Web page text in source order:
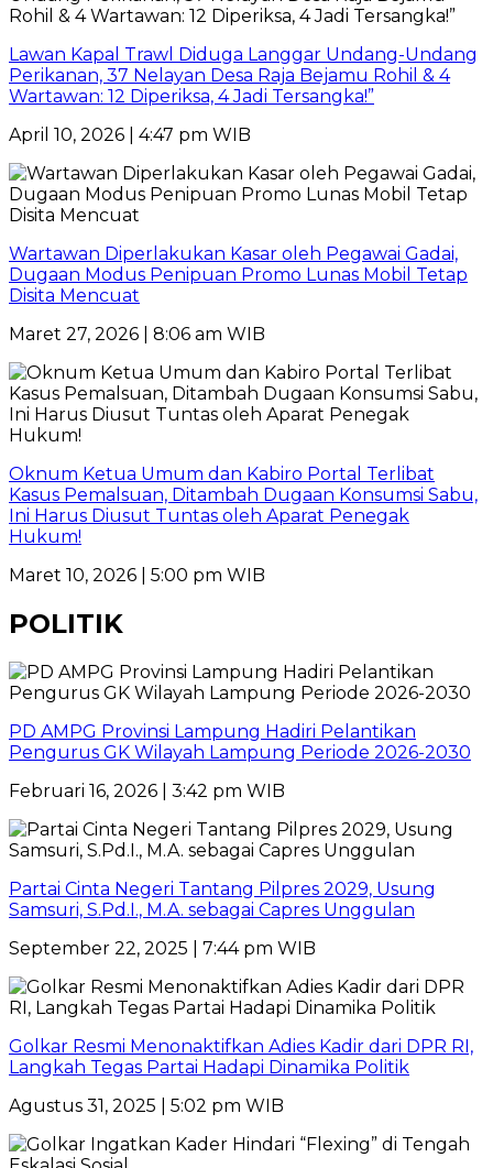
Lawan Kapal Trawl Diduga Langgar Undang-Undang
Perikanan, 37 Nelayan Desa Raja Bejamu Rohil & 4
Wartawan: 12 Diperiksa, 4 Jadi Tersangka!”
April 10, 2026 | 4:47 pm WIB
Wartawan Diperlakukan Kasar oleh Pegawai Gadai,
Dugaan Modus Penipuan Promo Lunas Mobil Tetap
Disita Mencuat
Maret 27, 2026 | 8:06 am WIB
Oknum Ketua Umum dan Kabiro Portal Terlibat
Kasus Pemalsuan, Ditambah Dugaan Konsumsi Sabu,
Ini Harus Diusut Tuntas oleh Aparat Penegak
Hukum!
Maret 10, 2026 | 5:00 pm WIB
POLITIK
PD AMPG Provinsi Lampung Hadiri Pelantikan
Pengurus GK Wilayah Lampung Periode 2026-2030
Februari 16, 2026 | 3:42 pm WIB
Partai Cinta Negeri Tantang Pilpres 2029, Usung
Samsuri, S.Pd.I., M.A. sebagai Capres Unggulan
September 22, 2025 | 7:44 pm WIB
Golkar Resmi Menonaktifkan Adies Kadir dari DPR RI,
Langkah Tegas Partai Hadapi Dinamika Politik
Agustus 31, 2025 | 5:02 pm WIB